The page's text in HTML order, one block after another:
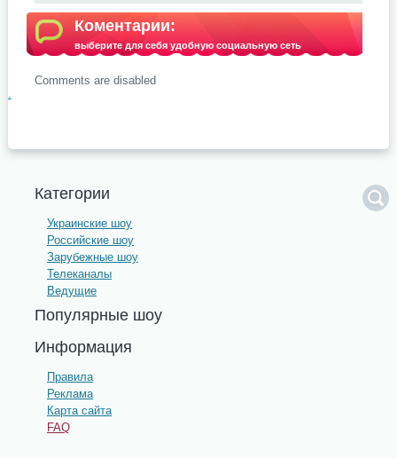
Коментарии:
выберите для себя удобную социальную сеть
Comments are disabled
.
Категории
Украинские шоу
Российские шоу
Зарубежные шоу
Телеканалы
Ведущие
Популярные шоу
Информация
Правила
Реклама
Карта сайта
FAQ